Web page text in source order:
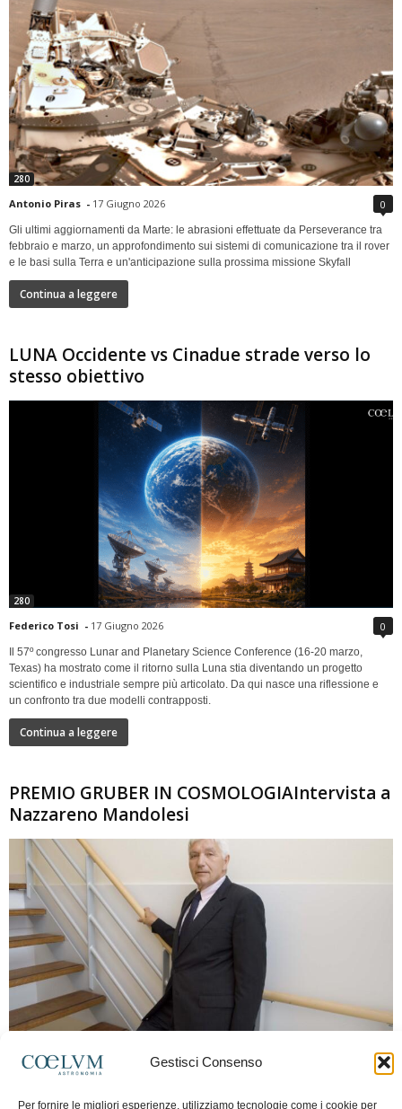
Gestisci Consenso
Per fornire le migliori esperienze, utilizziamo tecnologie come i cookie per
280
Antonio Piras - 17 Giugno 2026 0
Gli ultimi aggiornamenti da Marte: le abrasioni effettuate da Perseverance tra
febbraio e marzo, un approfondimento sui sistemi di comunicazione tra il rover
e le basi sulla Terra e un'anticipazione sulla prossima missione Skyfall
Continua a leggere
LUNA Occidente vs Cinadue strade verso lo
stesso obiettivo
280
Federico Tosi - 17 Giugno 2026 0
Il 57º congresso Lunar and Planetary Science Conference (16-20 marzo,
Texas) ha mostrato come il ritorno sulla Luna stia diventando un progetto
scientifico e industriale sempre più articolato. Da qui nasce una riflessione e
un confronto tra due modelli contrapposti.
Continua a leggere
PREMIO GRUBER IN COSMOLOGIAIntervista a
Nazzareno Mandolesi
Frida Paolella - 16 Giugno 2026 0
spaziale europea e della missione Planck. Il dialogo ripercorre i principali